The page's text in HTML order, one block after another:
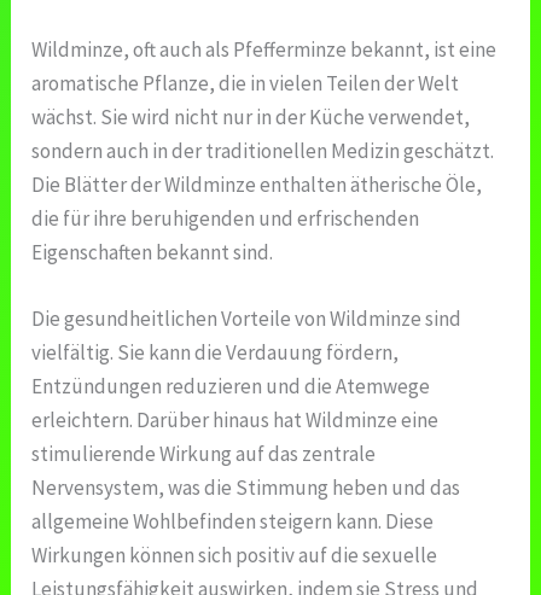
Wildminze, oft auch als Pfefferminze bekannt, ist eine
aromatische Pflanze, die in vielen Teilen der Welt
wächst. Sie wird nicht nur in der Küche verwendet,
sondern auch in der traditionellen Medizin geschätzt.
Die Blätter der Wildminze enthalten ätherische Öle,
die für ihre beruhigenden und erfrischenden
Eigenschaften bekannt sind.
Die gesundheitlichen Vorteile von Wildminze sind
vielfältig. Sie kann die Verdauung fördern,
Entzündungen reduzieren und die Atemwege
erleichtern. Darüber hinaus hat Wildminze eine
stimulierende Wirkung auf das zentrale
Nervensystem, was die Stimmung heben und das
allgemeine Wohlbefinden steigern kann. Diese
Wirkungen können sich positiv auf die sexuelle
Leistungsfähigkeit auswirken, indem sie Stress und